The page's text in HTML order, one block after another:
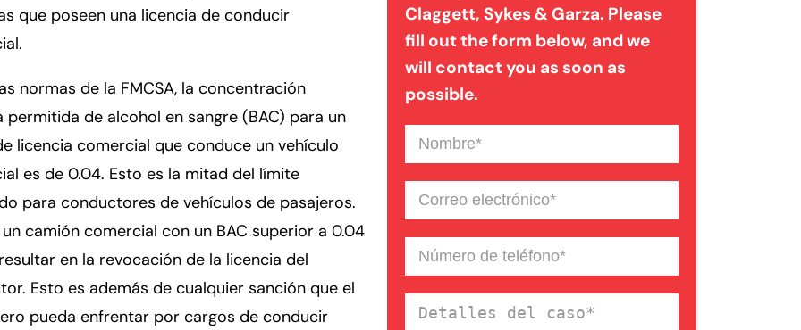
que poseen una licencia de conducir
normas de la FMCSA, la concentración
permitida de alcohol en sangre (BAC) para un
licencia comercial que conduce un vehículo
es de 0.04. Esto es la mitad del límite
para conductores de vehículos de pasajeros.
camión comercial con un BAC superior a 0.04
en la revocación de la licencia del
Esto es además de cualquier sanción que el
pueda enfrentar por cargos de conducir
Lesión Cerebral Traumática
Lesiones Personales
Mordeduras De Perro
Muerte Injusta
Resbalones Y Caidas
Claggett, Sykes & Garza. Please
fill out the form below, and we
will contact you as soon as
possible.
Nombre(Required)
Correo
electrónico(Required)
Número
de
teléfono(Required)
Detalles
8:30 AM – 5:00 PM
8:30 AM – 5:00 PM
8:30 AM – 5:00 PM
8:30 AM – 5:00 PM
Closed
Closed
8:30 AM – 5:00 PM
8:30 AM – 5:00 PM
8:30 AM – 5:00 PM
8:30 AM – 5:00 PM
Closed
Closed